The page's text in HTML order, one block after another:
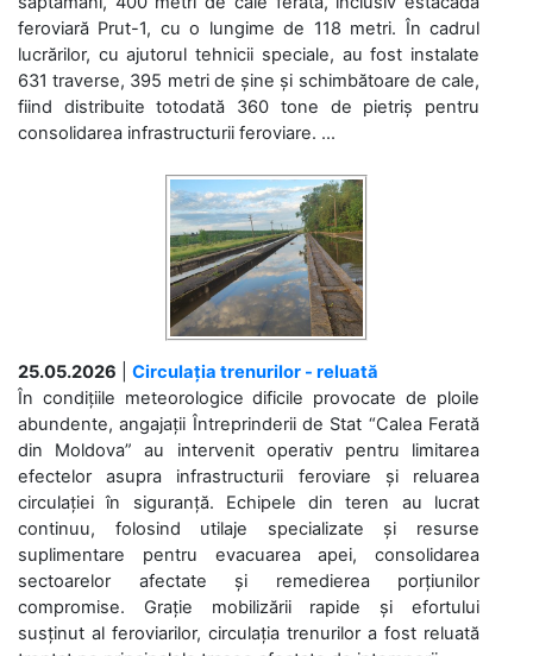
feroviară Prut-1, cu o lungime de 118 metri. În cadrul
lucrărilor, cu ajutorul tehnicii speciale, au fost instalate
631 traverse, 395 metri de șine și schimbătoare de cale,
fiind distribuite totodată 360 tone de pietriș pentru
consolidarea infrastructurii feroviare. ...
25.05.2026
Circulația trenurilor - reluată
În condițiile meteorologice dificile provocate de ploile
abundente, angajații Întreprinderii de Stat “Calea Ferată
din Moldova” au intervenit operativ pentru limitarea
efectelor asupra infrastructurii feroviare și reluarea
circulației în siguranță. Echipele din teren au lucrat
continuu, folosind utilaje specializate și resurse
suplimentare pentru evacuarea apei, consolidarea
sectoarelor afectate și remedierea porțiunilor
compromise. Grație mobilizării rapide și efortului
susținut al feroviarilor, circulația trenurilor a fost reluată